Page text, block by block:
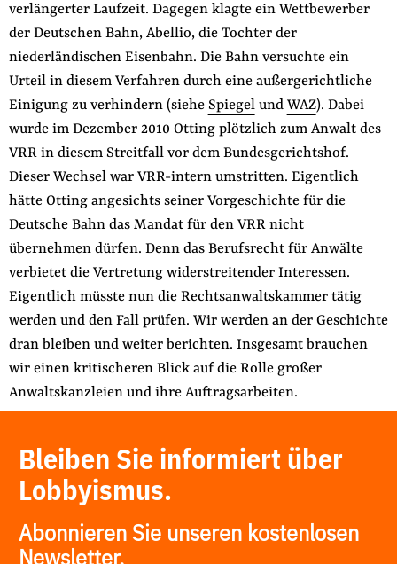
verlängerter Laufzeit. Dagegen klagte ein Wettbewerber
der Deutschen Bahn, Abellio, die Tochter der
niederländischen Eisenbahn. Die Bahn versuchte ein
Urteil in diesem Verfahren durch eine außergerichtliche
Einigung zu verhindern (siehe Spiegelund WAZ). Dabei
wurde im Dezember 2010 Otting plötzlich zum Anwalt des
VRR in diesem Streitfall vor dem Bundesgerichtshof.
Dieser Wechsel war VRR-intern umstritten. Eigentlich
hätte Otting angesichts seiner Vorgeschichte für die
Deutsche Bahn das Mandat für den VRR nicht
übernehmen dürfen. Denn das Berufsrecht für Anwälte
verbietet die Vertretung widerstreitender Interessen.
Eigentlich müsste nun die Rechtsanwaltskammer tätig
werden und den Fall prüfen. Wir werden an der Geschichte
dran bleiben und weiter berichten. Insgesamt brauchen
wir einen kritischeren Blick auf die Rolle großer
Anwaltskanzleien und ihre Auftragsarbeiten.
Bleiben Sie informiert über
Lobbyismus.
Abonnieren Sie unseren kostenlosen